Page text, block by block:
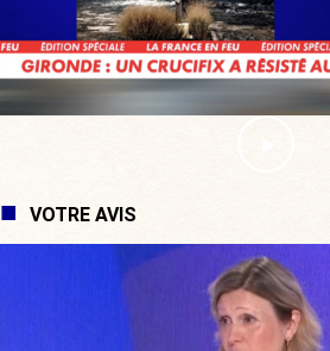
VOTRE AVIS